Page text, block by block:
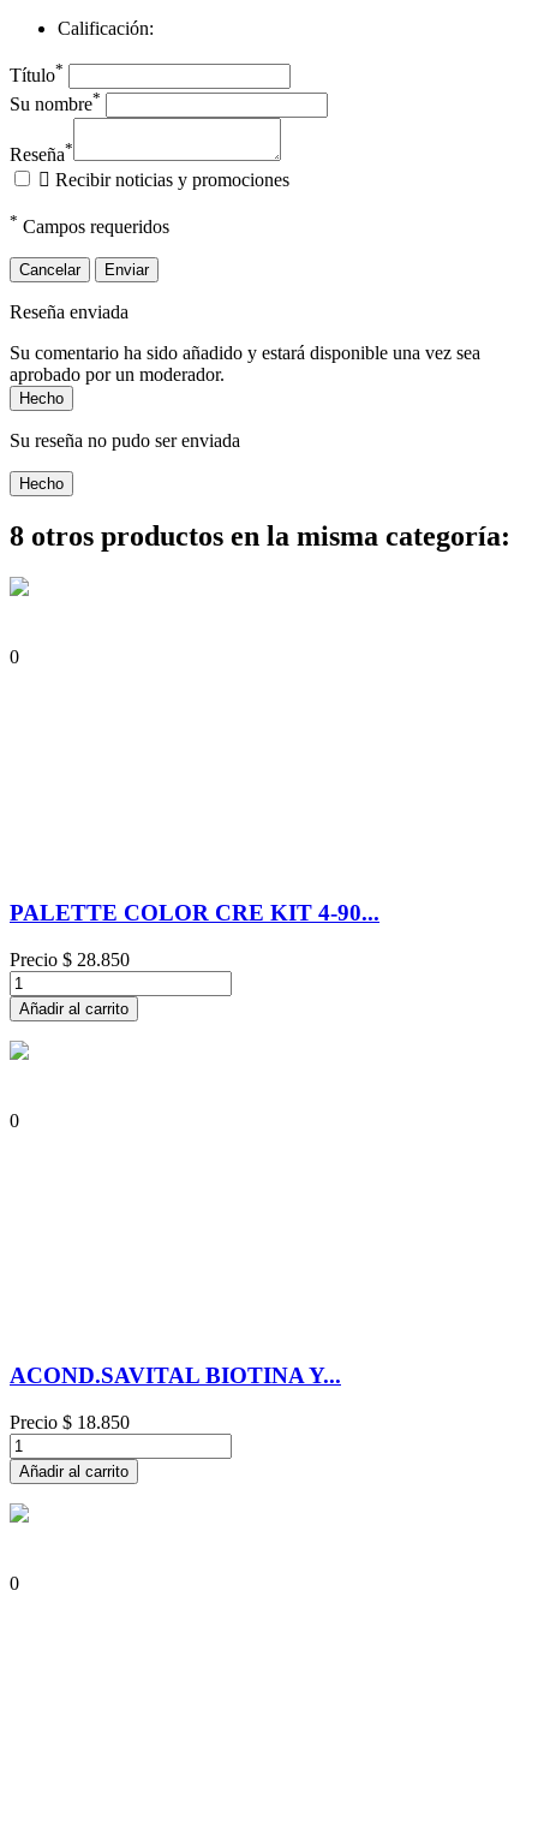
Calificación:
Título*
Su nombre*
Reseña*
 Recibir noticias y promociones
* Campos requeridos
Cancelar Enviar
Reseña enviada
Su comentario ha sido añadido y estará disponible una vez sea
aprobado por un moderador.
Hecho
Su reseña no pudo ser enviada
Hecho
8 otros productos en la misma categoría:
0
PALETTE COLOR CRE KIT 4-90...
Precio $ 28.850
Añadir al carrito
0
ACOND.SAVITAL BIOTINA Y...
Precio $ 18.850
Añadir al carrito
0